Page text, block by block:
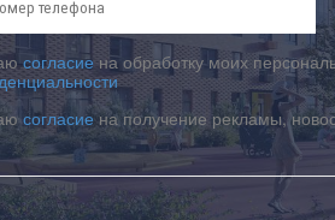
согласиена обработку моих
согласиена получение рекламы,